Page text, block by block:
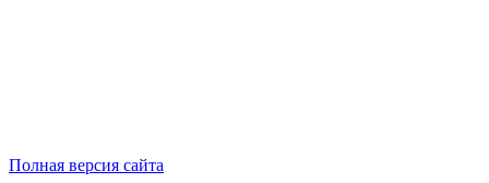
Полная версия сайта